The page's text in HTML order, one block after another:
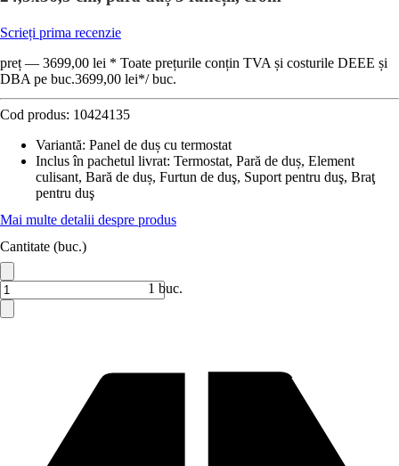
Scrieți prima recenzie
preț — 3699,00 lei * Toate prețurile conțin TVA și costurile DEEE și
DBA pe buc.3699,00 lei*/ buc.
Cod produs: 10424135
Variantă: Panel de duș cu termostat
Inclus în pachetul livrat: Termostat, Pară de duș, Element
culisant, Bară de duș, Furtun de duş, Suport pentru duş, Braţ
pentru duş
Mai multe detalii despre produs
Cantitate (buc.)
1 buc.